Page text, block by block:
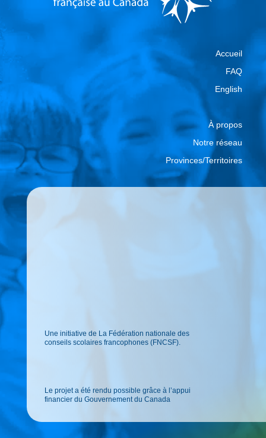
Accueil
FAQ
English
À propos
Notre réseau
Provinces/Territoires
Une initiative de La Fédération nationale des
conseils scolaires francophones (FNCSF).
Le projet a été rendu possible grâce à l’appui
financier du Gouvernement du Canada